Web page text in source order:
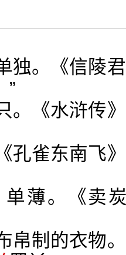
。《信陵
”
。《水浒传》
雀东南飞
薄。《卖
制的衣物